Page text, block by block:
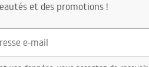
et des promotions !